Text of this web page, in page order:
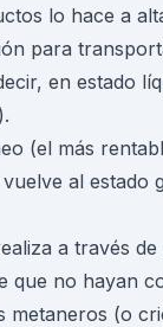
lo hace a
para
en estado
(el más
al estado
a través de
que no hayan
(o